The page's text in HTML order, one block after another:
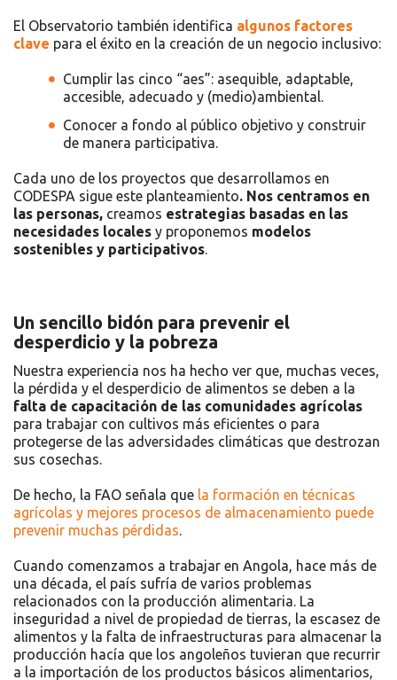
El Observatorio también identifica algunos factores
clave para el éxito en la creación de un negocio inclusivo:
Cumplir las cinco “aes”: asequible, adaptable,
accesible, adecuado y (medio)ambiental.
Conocer a fondo al público objetivo y construir
de manera participativa.
Cada uno de los proyectos que desarrollamos en
CODESPA sigue este planteamiento. Nos centramos en
las personas, creamos estrategias basadas en las
necesidades locales y proponemos modelos
sostenibles y participativos.
Un sencillo bidón para prevenir el
desperdicio y la pobreza
Nuestra experiencia nos ha hecho ver que, muchas veces,
la pérdida y el desperdicio de alimentos se deben a la
falta de capacitación de las comunidades agrícolas
para trabajar con cultivos más eficientes o para
protegerse de las adversidades climáticas que destrozan
sus cosechas.
De hecho, la FAO señala que la formación en técnicas
agrícolas y mejores procesos de almacenamiento puede
prevenir muchas pérdidas.
Cuando comenzamos a trabajar en Angola, hace más de
una década, el país sufría de varios problemas
relacionados con la producción alimentaria. La
inseguridad a nivel de propiedad de tierras, la escasez de
alimentos y la falta de infraestructuras para almacenar la
producción hacía que los angoleños tuvieran que recurrir
a la importación de los productos básicos alimentarios,